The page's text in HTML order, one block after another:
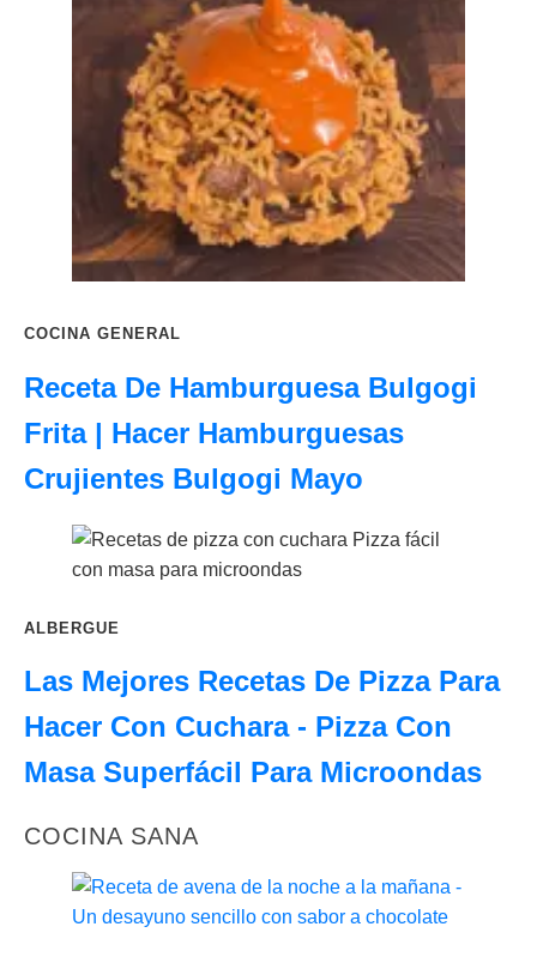
COCINA GENERAL
Receta De Hamburguesa Bulgogi
Frita | Hacer Hamburguesas
Crujientes Bulgogi Mayo
ALBERGUE
Las Mejores Recetas De Pizza Para
Hacer Con Cuchara - Pizza Con
Masa Superfácil Para Microondas
COCINA SANA